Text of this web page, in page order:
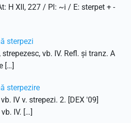
H XII, 227 / Pl: ~i / E: sterpet + -
sterpezi
strepezesc, vb. IV. Refl. și tranz. A
[…]
sterpezire
IV v. strepezi. 2. [DEX '09]
IV. […]